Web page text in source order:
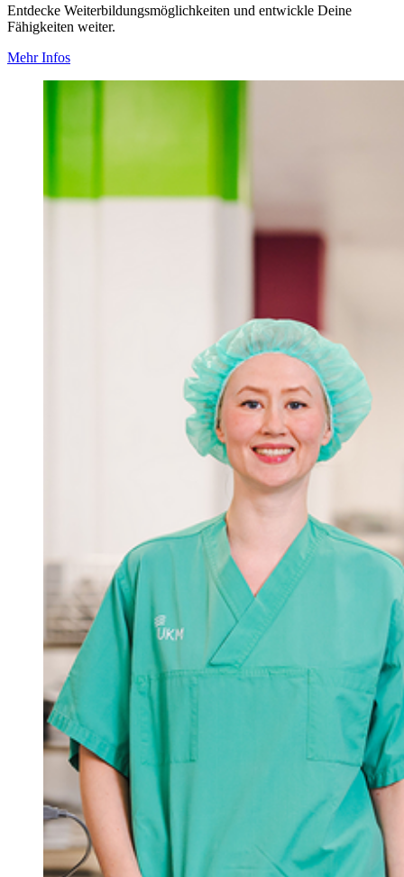
Entdecke Weiterbildungsmöglichkeiten und entwickle Deine
Fähigkeiten weiter.
Mehr Infos